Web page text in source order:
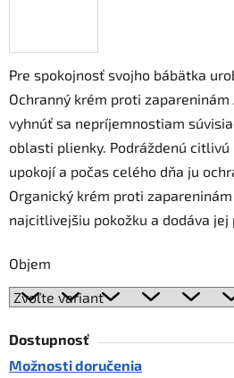
Pre spokojnosť svojho bábätka
Ochranný krém proti
vyhnúť sa nepríjemnostiam
oblasti plienky. Podráždenú
upokojí a počas celého dňa ju
Organický krém proti
najcitlivejšiu pokožku a dodáva
Objem
Dostupnosť
Možnosti doručenia